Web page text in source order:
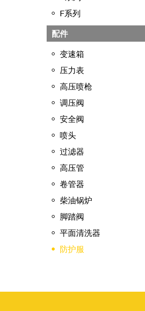
F系列
配件
变速箱
压力表
高压喷枪
调压阀
安全阀
喷头
过滤器
高压管
卷管器
柴油锅炉
脚踏阀
平面清洗器
防护服